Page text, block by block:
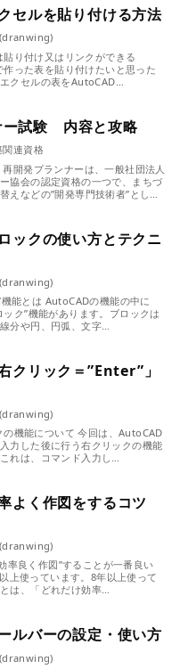
セルを貼り付ける方法
り付け又はリンクができる
った表を貼り付けたいと思った
クセルの表をAutoCAD…
ー試験 内容と攻略
関連資格
開発プランナーは、一般社団法人
協会の認定資格の一つで、まちづ
えなどの”開発専門技術者”とし…
ックの使い方とテクニ
能とは AutoCADの機能の中に
ク”機能があります。ブロックは
分や円、円弧、文字…
クリック＝”Enter”」
機能について 今回は、AutoCAD
力した後に行う右クリックの機能
れは、コマンド入力し…
よく作図をするコツ
率良く作図”することが一番良い
上使っています。8年以上使って
は、「どれだけ効率…
ルバーの設定・使い方